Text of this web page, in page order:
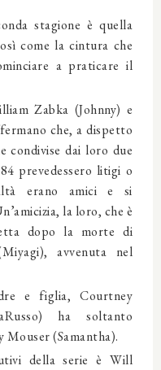
stagione è quella
come la cintura che
a praticare il
Zabka (Johnny) e
che, a dispetto
condivise dai loro due
prevedessero litigi o
erano amici e si
la loro, che è
dopo la morte di
avvenuta nel
e figlia, Courtney
ha soltanto
(Samantha).
della serie è Will